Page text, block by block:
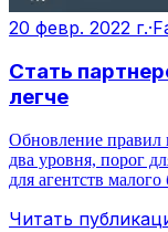
20 февр. 2022 г.·
Стать
легче
Обновление правил
два уровня, порог
для агентств малого
Читать